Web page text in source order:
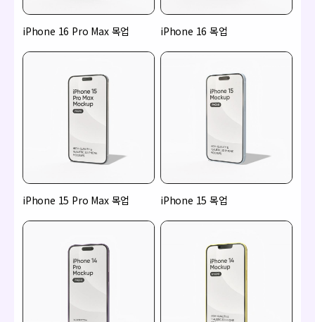
iPhone 16 Pro Max 목업 iPhone 16 목업
iPhone 15 Pro Max 목업 iPhone 15 목업